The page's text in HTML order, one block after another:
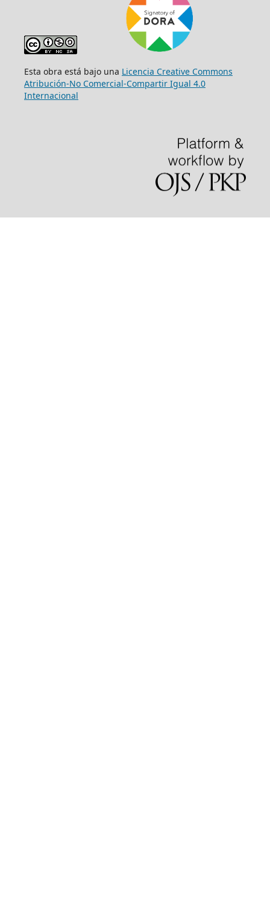
Esta obra está bajo una Licencia Creative Commons
Atribución-No Comercial-Compartir Igual 4.0
Internacional